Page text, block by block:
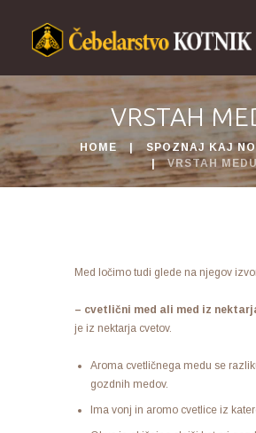
VRSTAH
HOME
SPOZNAJ KAJ
VRSTAH MEDU
Med ločimo tudi glede na njegov
– cvetlični med ali med iz
je iz nektarja cvetov.
Aroma cvetličnega medu se
gozdnih medov.
Ima vonj in aromo cvetlice iz